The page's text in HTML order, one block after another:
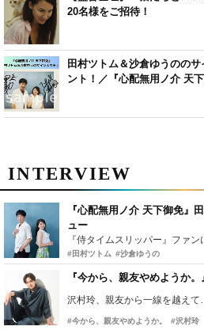
INTERVIEW
『心配無用ノ介 天下御免』
ュー
#田村ツトム #沙倉ゆうの
『今から、親友やめようか
沢村玲、親友から一線を越え
#今から、親友やめようか。 #沢村玲
20名様をご招待！
田村ツトム＆沙倉ゆうのの
ント！／『心配無用ノ介 天下